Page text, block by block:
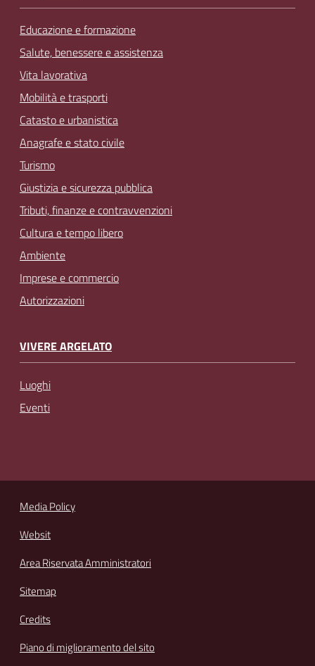
Educazione e formazione
Salute, benessere e assistenza
Vita lavorativa
Mobilità e trasporti
Catasto e urbanistica
Anagrafe e stato civile
Turismo
Giustizia e sicurezza pubblica
Tributi, finanze e contravvenzioni
Cultura e tempo libero
Ambiente
Imprese e commercio
Autorizzazioni
VIVERE ARGELATO
Luoghi
Eventi
Media Policy
Websit
Area Riservata Amministratori
Sitemap
Credits
Piano di miglioramento del sito